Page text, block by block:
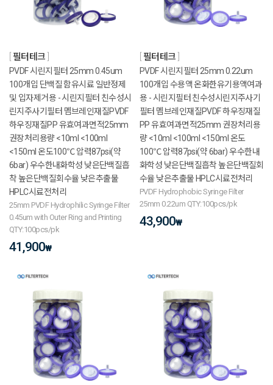
필터테크
PVDF 시린지필터 25mm 0.45um
100개입 단백질 함유시료 일반정제
및 입자제거용 - 시린지필터 친수성시
린지주사기필터 멤브레인재질PVDF
하우징재질PP 유효여과면적25mm
권장처리용량 <10ml <100ml
<150ml 온도100℃ 압력87psi(약
6bar) 우수한내화학성 낮은단백질흡
착 높은단백질회수율 낮은추출물
HPLC시료전처리
25mm PVDF Hydrophilic Syringe Filter
0.45um with Outer Ring and Printing
QTY:100pcs/pk
41,900₩
필터테크
PVDF 시린지필터 25mm 0.22um
100개입 수용액 온화한유기용액여과
용 - 시린지필터 친수성시린지주사기
필터 멤브레인재질PVDF 하우징재질
PP 유효여과면적25mm 권장처리용
량 <10ml <100ml <150ml 온도
100℃ 압력87psi(약 6bar) 우수한내
화학성 낮은단백질흡착 높은단백질회
수율 낮은추출물 HPLC시료전처리
PVDF Hydrophobic Syringe Filter
25mm 0.22um QTY:100pcs/pk
43,900₩